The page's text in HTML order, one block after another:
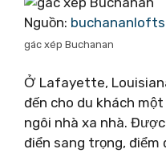
Nguồn: buchananlofts
gác xép Buchanan
Ở Lafayette,
đến cho du khách
ngôi nhà xa nhà.
điển sang trọng, điểm